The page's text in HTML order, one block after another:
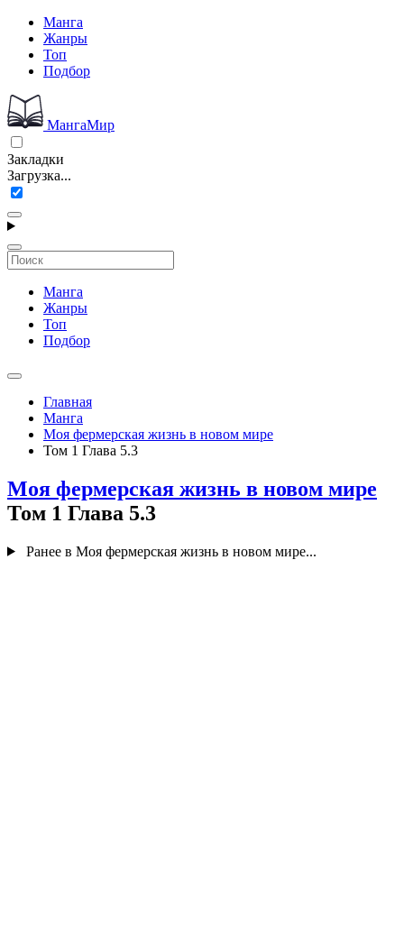
Манга
Жанры
Топ
Подбор
МангаМир
Закладки
Загрузка...
Манга
Жанры
Топ
Подбор
Главная
Манга
Моя фермерская жизнь в новом мире
Том 1 Глава 5.3
Моя фермерская жизнь в новом мире
Том 1 Глава 5.3
Ранее в Моя фермерская жизнь в новом мире...